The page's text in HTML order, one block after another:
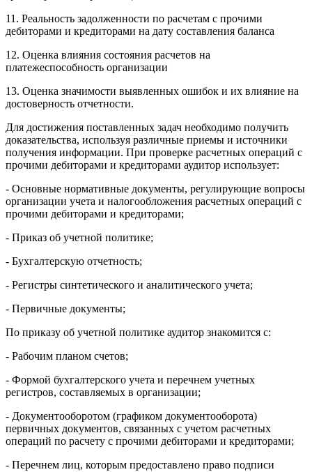
11. Реальность задолженности по расчетам с прочими
дебиторами и кредиторами на дату составления баланса
12. Оценка влияния состояния расчетов на
платежеспособность организации
13. Оценка значимости выявленных ошибок и их влияние на
достоверность отчетности.
Для достижения поставленных задач необходимо получить
доказательства, используя различные приемы и источники
получения информации. При проверке расчетных операций с
прочими дебиторами и кредиторами аудитор использует:
- Основные нормативные документы, регулирующие вопросы
организации учета и налогообложения расчетных операций с
прочими дебиторами и кредиторами;
- Приказ об учетной политике;
- Бухгалтерскую отчетность;
- Регистры синтетического и аналитического учета;
- Первичные документы;
По приказу об учетной политике аудитор знакомится с:
- Рабочим планом счетов;
- Формой бухгалтерского учета и перечнем учетных
регистров, составляемых в организации;
- Документооборотом (графиком документооборота)
первичных документов, связанных с учетом расчетных
операций по расчету с прочими дебиторами и кредиторами;
- Перечнем лиц, которым предоставлено право подписи